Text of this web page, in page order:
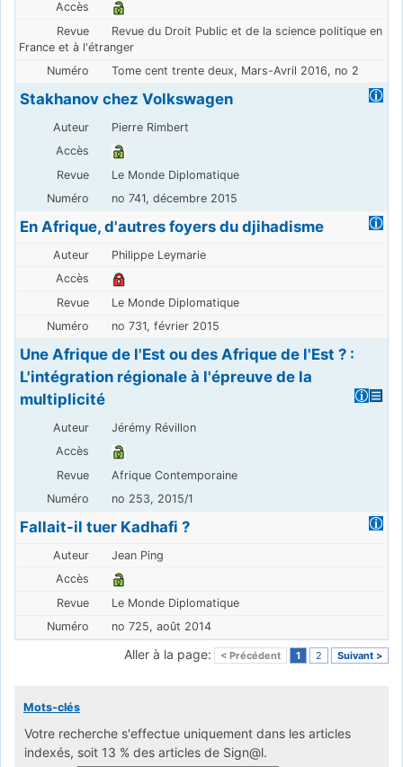
Revue du Droit Public et de la science politique en
France et à l'étranger
Tome cent trente deux, Mars-Avril 2016, no 2
Stakhanov chez Volkswagen
Pierre Rimbert
Le Monde Diplomatique
no 741, décembre 2015
En Afrique, d'autres foyers du djihadisme
Philippe Leymarie
Le Monde Diplomatique
no 731, février 2015
Une Afrique de l'Est ou des Afrique de l'Est ? :
L'intégration régionale à l'épreuve de la
multiplicité
Jérémy Révillon
Afrique Contemporaine
no 253, 2015/1
Fallait-il tuer Kadhafi ?
Jean Ping
Le Monde Diplomatique
no 725, août 2014
Aller à la page: < Précédent 1 2 Suivant >
Mots-clés
Votre recherche s'effectue uniquement dans les articles
indexés, soit 13 % des articles de Sign@l.